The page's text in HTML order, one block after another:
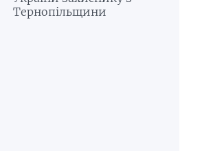
Тернопільщини